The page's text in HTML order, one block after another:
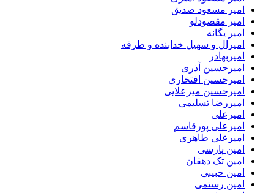
امیر مسعود صدیق
امیر مقصودلو
امیر یگانه
امیرال و سهیل خدابنده و طرفه
امیربهادر
امیرحسین آذری
امیرحسین افتخاری
امیرحسین میرعلایی
امیررضا تسلیمی
امیرعلی
امیرعلی پورقاسم
امیرعلی طاهری
امین پارسی
امین تک دهقان
امین حبیبی
امین رستمی